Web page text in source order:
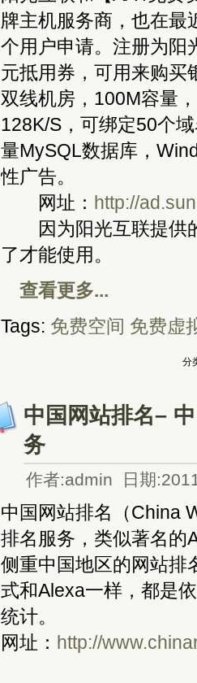
牌主机服务商，也在最
个用户申请。注册为阳
元抵用券，可用来购买
双线机房，100M容量
128K/S，可绑定50个
量MySQL数据库，
性广告。
网址： http://
因为阳光互联提供的
了才能使用。
查看更多...
Tags: 免费空间 免费虚
分
中国网站排名–
务
作者:admin 日期
中国网站排名（China
排名服务，类似著名的
侧重中国地区的网站排
式和Alexa一样，都是
统计。
网址： http://